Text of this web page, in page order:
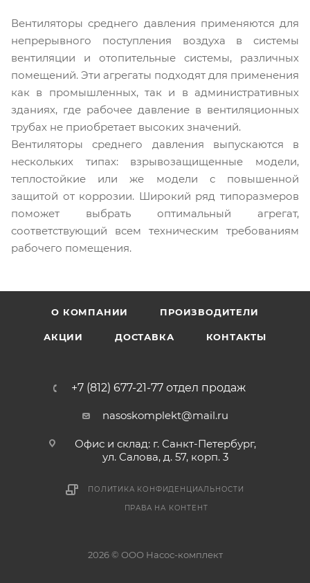
Вентиляторы среднего давления применяются для
непрерывного поступления воздуха в системы
вентиляции и отопительные системы, различных
помещений. Эти агрегаты подходят для применения
как в промышленных, так и в административных
зданиях, где рабочее давление в вентиляционных
трубах не приобретает высоких значений.
Вентиляторы среднего давления выпускаются в
нескольких типах: взрывозащищенные модели,
теплостойкие или же модели с повышенной
защитой от коррозии. Широкий ряд типоразмеров
поможет выбрать оптимальный агрегат,
соответствующий всем техническим требованиям
рабочего помещения.
О КОМПАНИИ ПРОИЗВОДИТЕЛИ
АКЦИИ ДОСТАВКА КОНТАКТЫ
+7 (812) 677-21-77 отдел продаж
nasoskomplekt@mail.ru
Офис и склад: г. Санкт-Петербург,
ул. Салова, д. 57, корп. 3
ПОЛИТИКА КОНФИДЕНЦИАЛЬНОСТИ
ПРАВА НА КОНТЕНТ
2026 © ООО Насос-комплект